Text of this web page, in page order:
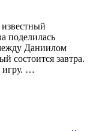
поделилась
Даниилом
состоится завтра.
игру. …